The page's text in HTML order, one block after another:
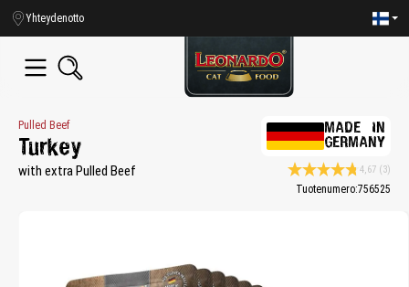
content
Yhteydenotto
Pulled Beef
Turkey
with extra Pulled Beef
MADE IN
GERMANY
Average rating 4.6 of
4,67 (3)
Tuotenumero:756525